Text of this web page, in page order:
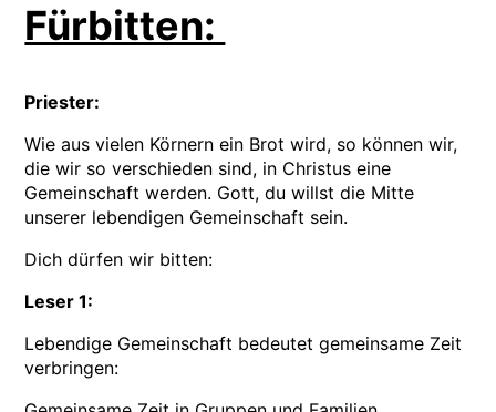
Fürbitten:
Priester:
Wie aus vielen Körnern ein Brot wird, so können wir,
die wir so verschieden sind, in Christus eine
Gemeinschaft werden. Gott, du willst die Mitte
unserer lebendigen Gemeinschaft sein.
Dich dürfen wir bitten:
Leser 1:
Lebendige Gemeinschaft bedeutet gemeinsame Zeit
verbringen: